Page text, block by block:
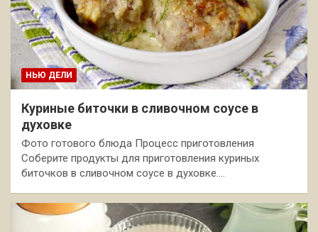
НЬЮ ДЕЛИ
Куриные биточки в сливочном соусе в
духовке
Фото готового блюда Процесс приготовления
Соберите продукты для приготовления куриных
биточков в сливочном соусе в духовке.…